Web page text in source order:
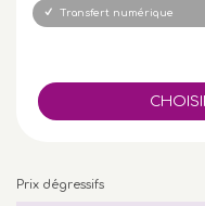
Transfert numérique
Prix dégressifs